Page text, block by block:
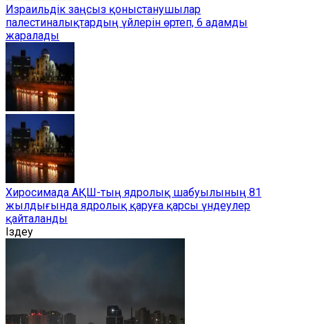
Израильдік заңсыз қоныстанушылар
палестиналықтардың үйлерін өртеп, 6 адамды
жаралады
Хиросимада АҚШ-тың ядролық шабуылының 81
жылдығында ядролық қаруға қарсы үндеулер
қайталанды
Іздеу